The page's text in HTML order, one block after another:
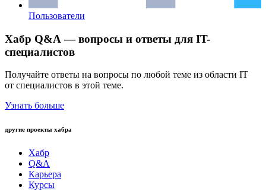
Пользователи
Хабр Q&A — вопросы и ответы для IT-
специалистов
Получайте ответы на вопросы по любой теме из области IT
от специалистов в этой теме.
Узнать больше
другие проекты хабра
Хабр
Q&A
Карьера
Курсы